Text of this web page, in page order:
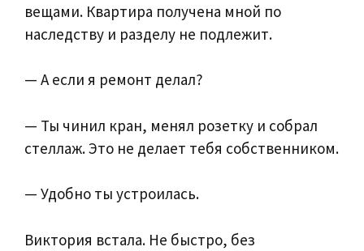
вещами. Квартира получена мной по
наследству и разделу не подлежит.
— А если я ремонт делал?
— Ты чинил кран, менял розетку и собрал
стеллаж. Это не делает тебя собственником.
— Удобно ты устроилась.
Виктория встала. Не быстро, без